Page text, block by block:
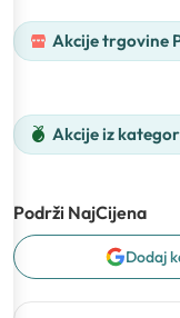
Akcije trgovine
Akcije iz
Podrži NajCijena
Dodaj